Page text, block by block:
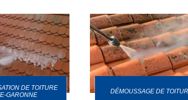
DE TOITURE
GARONNE
DÉMOUSSAGE DE